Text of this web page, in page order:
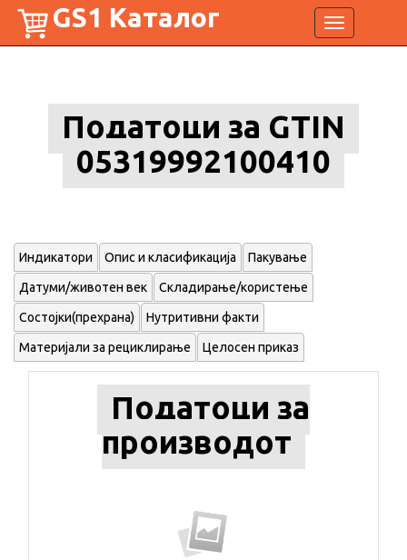
Toggle
navigation
GS1 Каталог
Податоци за GTIN
05319992100410
Индикатори Опис и класификација Пакување
Датуми/животен век Складирање/користење
Состојки(прехрана) Нутритивни факти
Материјали за рециклирање Целосен приказ
Податоци за
производот